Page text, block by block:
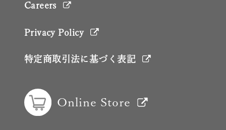
Online Store
Careers
Privacy Policy
特定商取引法に基づく表記